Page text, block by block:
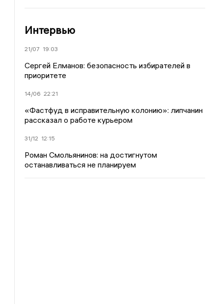
Интервью
21/07 19:03
Сергей Елманов: безопасность избирателей в
приоритете
14/06 22:21
«Фастфуд в исправительную колонию»: липчанин
рассказал о работе курьером
31/12 12:15
Роман Смольянинов: на достигнутом
останавливаться не планируем